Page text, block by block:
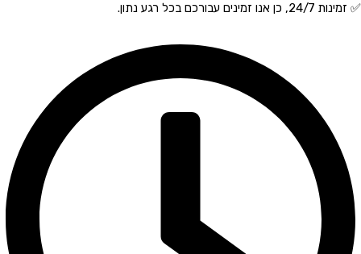
✅ זמינות 24/7, כן אנו זמינים עבורכם בכל רגע נתון.